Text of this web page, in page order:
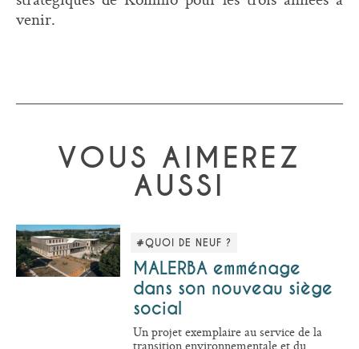
venir.
VOUS AIMEREZ
AUSSI
#QUOI DE NEUF ?
MALERBA emménage
dans son nouveau siège
social
Un projet exemplaire au service de la
transition environnementale et du